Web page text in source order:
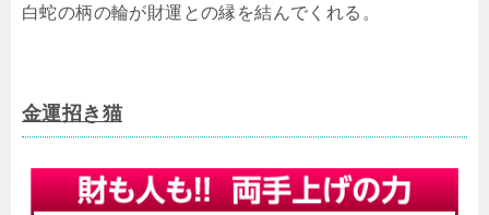
白蛇の柄の輪が財運との縁を結んでくれる。
金運招き猫